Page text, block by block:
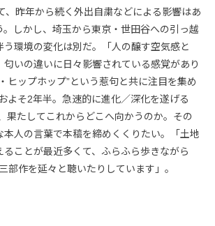
、昨年から続く外出自粛などによる影響はあ
。しかし、埼玉から東京・世田谷への引っ越
う環境の変化は別だ。「人の醸す空気感と
いの違いに日々影響されている感覚があり
ヒップホップ”という惹句と共に注目を集め
よそ2年半。急速的に進化／深化を遂げる
果たしてこれからどこへ向かうのか。その
本人の言葉で本稿を締めくくりたい。「土地
ることが最近多くて、ふらふら歩きながら
部作を延々と聴いたりしています」。